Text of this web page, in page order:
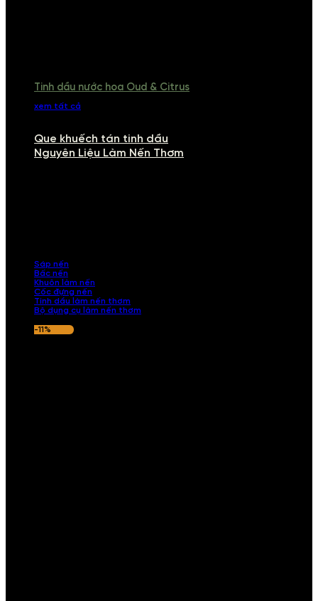
Tinh dầu nước hoa Oud & Citrus
xem tất cả
Que khuếch tán tinh dầu
Nguyên Liệu Làm Nến Thơm
Sáp nến
Bấc nến
Khuôn làm nến
Cốc đựng nến
Tinh dầu làm nến thơm
Bộ dụng cụ làm nến thơm
-11%